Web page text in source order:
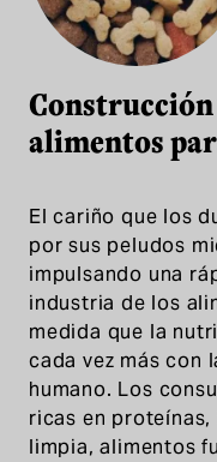
Construcción
alimentos
El cariño que los
por sus peludos
impulsando una
industria de los
medida que la
cada vez más con
humano. Los
ricas en
limpia, alimentos